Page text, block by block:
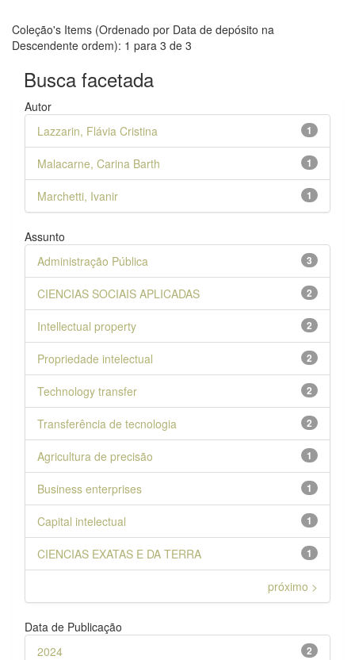
Coleção's Items (Ordenado por Data de depósito na
Descendente ordem): 1 para 3 de 3
Busca facetada
Autor
1
Lazzarin, Flávia Cristina
1
Malacarne, Carina Barth
1
Marchetti, Ivanir
Assunto
3
Administração Pública
2
CIENCIAS SOCIAIS APLICADAS
2
Intellectual property
2
Propriedade intelectual
2
Technology transfer
2
Transferência de tecnologia
1
Agricultura de precisão
1
Business enterprises
1
Capital intelectual
1
CIENCIAS EXATAS E DA TERRA
próximo >
Data de Publicação
2
2024